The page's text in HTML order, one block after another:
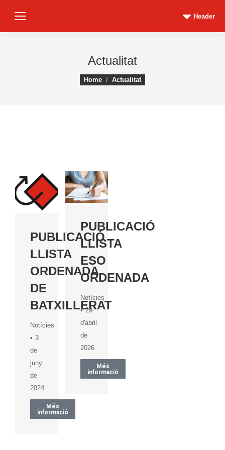
Header
Actualitat
You are here:
Home Actualitat
PUBLICACIÓ
LLISTA
ORDENADA
DE
BATXILLERAT
Notícies
3
de
juny
de
2024
Més
informació
PUBLICACIÓ
LLISTA
ESO
ORDENADA
Notícies
29
d'abril
de
2026
Més
informació